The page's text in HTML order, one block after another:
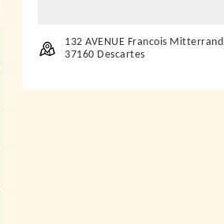
132 AVENUE Francois Mitterrand
37160 Descartes